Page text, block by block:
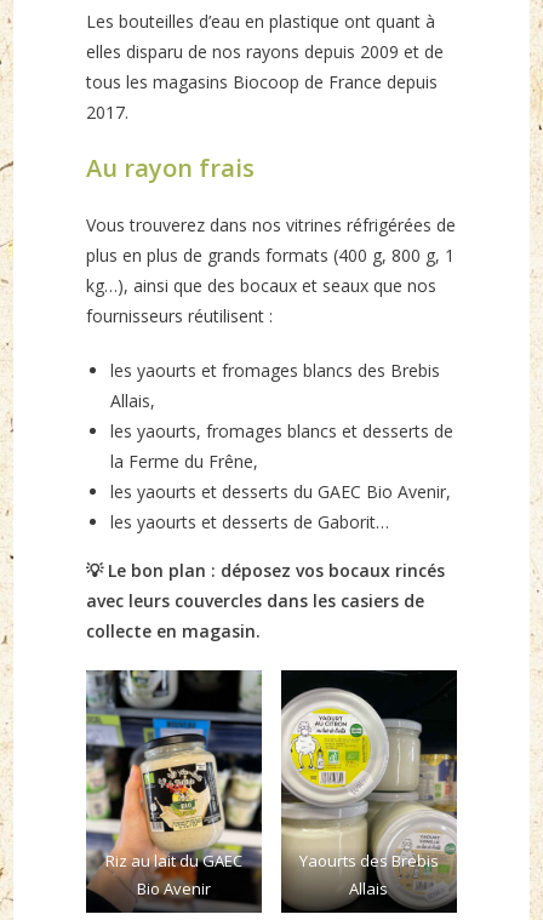
Les bouteilles d’eau en plastique ont quant à
elles disparu de nos rayons depuis 2009 et de
tous les magasins Biocoop de France depuis
2017.
Au rayon frais
Vous trouverez dans nos vitrines réfrigérées de
plus en plus de grands formats (400 g, 800 g, 1
kg…), ainsi que des bocaux et seaux que nos
fournisseurs réutilisent :
les yaourts et fromages blancs des Brebis
Allais,
les yaourts, fromages blancs et desserts de
la Ferme du Frêne,
les yaourts et desserts du GAEC Bio Avenir,
les yaourts et desserts de Gaborit…
💡 Le bon plan : déposez vos bocaux rincés
avec leurs couvercles dans les casiers de
collecte en magasin.
Riz au lait du GAEC
Bio Avenir
Yaourts des Brebis
Allais